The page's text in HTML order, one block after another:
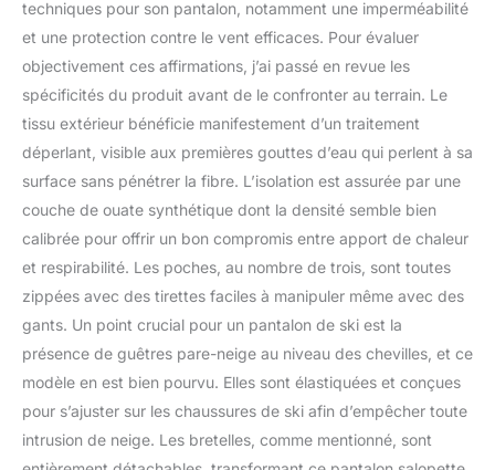
les molécules d'air, de
sorte que notre pantalon
de ski pour homme est
imperméable et respirant.
Occasions : les bavoirs
sont parfaits pour le ski
d'hiver, le snowboard, la
motoneige, le camping,
la randonnée, le hockey
et d'autres activités de
plein air d'hiver.
techniques pour son pantalon, notamment une imperméabilité
et une protection contre le vent efficaces. Pour évaluer
objectivement ces affirmations, j’ai passé en revue les
spécificités du produit avant de le confronter au terrain. Le
tissu extérieur bénéficie manifestement d’un traitement
déperlant, visible aux premières gouttes d’eau qui perlent à sa
surface sans pénétrer la fibre. L’isolation est assurée par une
couche de ouate synthétique dont la densité semble bien
calibrée pour offrir un bon compromis entre apport de chaleur
et respirabilité. Les poches, au nombre de trois, sont toutes
zippées avec des tirettes faciles à manipuler même avec des
gants. Un point crucial pour un pantalon de ski est la
présence de guêtres pare-neige au niveau des chevilles, et ce
modèle en est bien pourvu. Elles sont élastiquées et conçues
pour s’ajuster sur les chaussures de ski afin d’empêcher toute
intrusion de neige. Les bretelles, comme mentionné, sont